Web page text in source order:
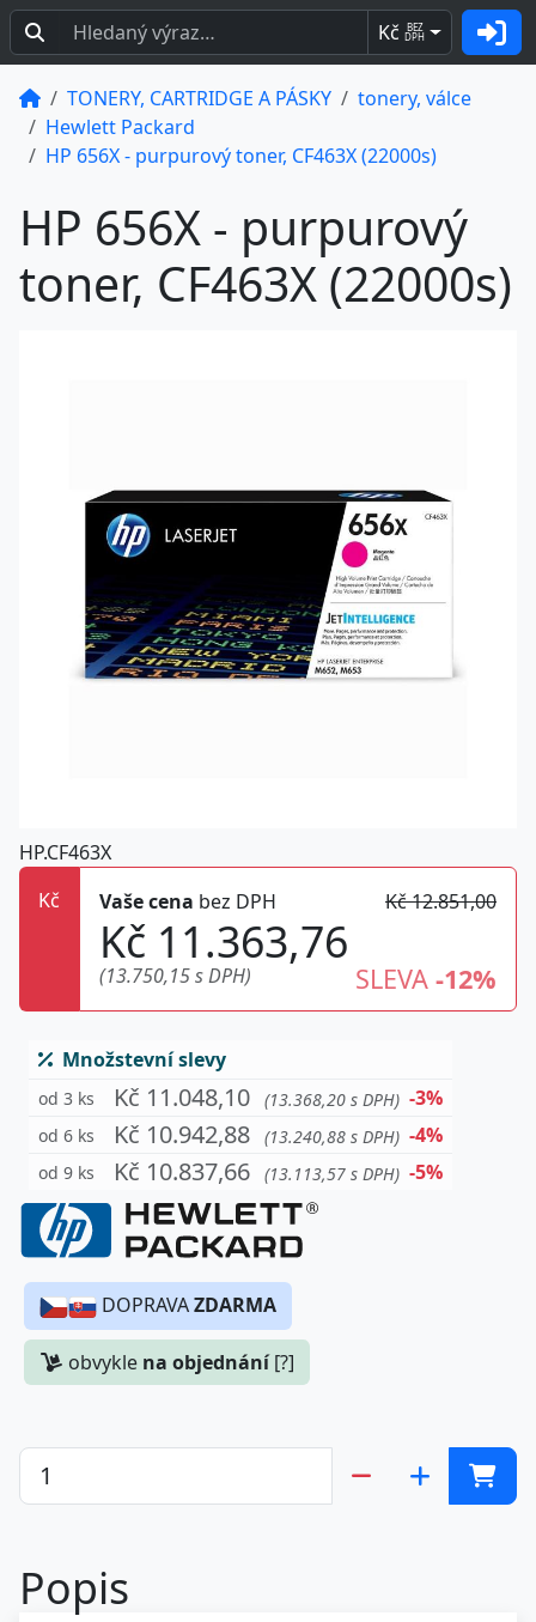
Kč BEZ
DPH
TONERY, CARTRIDGE A PÁSKY
tonery, válce
Hewlett Packard
HP 656X - purpurový toner, CF463X (22000s)
HP 656X - purpurový
toner, CF463X (22000s)
HP.CF463X
Kč
Vaše cena bez DPH Kč 12.851,00
Kč 11.363,76
(13.750,15 s DPH) SLEVA -12%
Množstevní slevy
od 3 ks Kč 11.048,10 (13.368,20 s DPH) -3%
od 6 ks Kč 10.942,88 (13.240,88 s DPH) -4%
od 9 ks Kč 10.837,66 (13.113,57 s DPH) -5%
DOPRAVAZDARMA
obvykle na objednání[?]
Popis